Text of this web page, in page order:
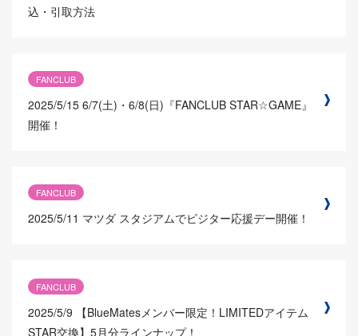
込・引取方法
FANCLUB
2025/5/15 6/7(土)・6/8(日)『FANCLUB STAR☆GAME』
開催！
FANCLUB
2025/5/11 マツダ スタジアムでビジター応援デー開催！
FANCLUB
2025/5/9
【BlueMatesメンバー限定！LIMITEDアイテム
STAR交換】5月分ラインナップ！